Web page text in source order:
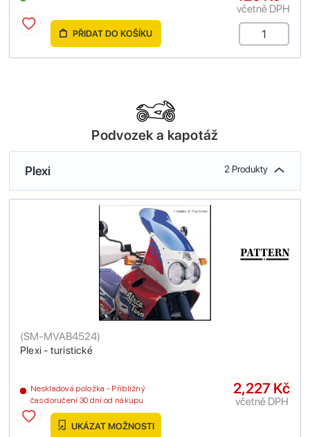
včetně DPH
PŘIDAT DO KOŠÍKU
Podvozek a kapotáž
Plexi 2 Produkty
Plexi - turistické
(SM-MVAB4524)
Neskladová položka - Přibližný
čas doručení 30 dní od nákupu
2,227 Kč
včetně DPH
UKÁZAT MOŽNOSTI